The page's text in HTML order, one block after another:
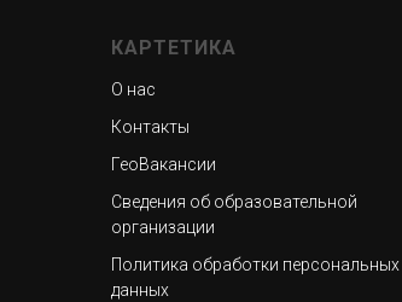
КАРТЕТИКА
О нас
Контакты
ГеоВакансии
Сведения об образовательной
организации
Политика обработки персональных
данных